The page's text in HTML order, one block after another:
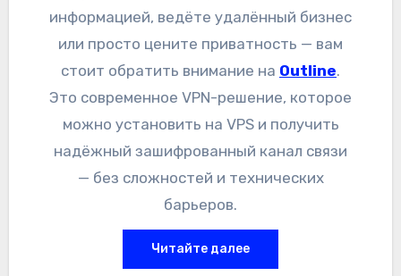
информацией, ведёте удалённый бизнес
или просто цените приватность — вам
стоит обратить внимание на Outline.
Это современное VPN-решение, которое
можно установить на VPS и получить
надёжный зашифрованный канал связи
— без сложностей и технических
барьеров.
Читайте далее